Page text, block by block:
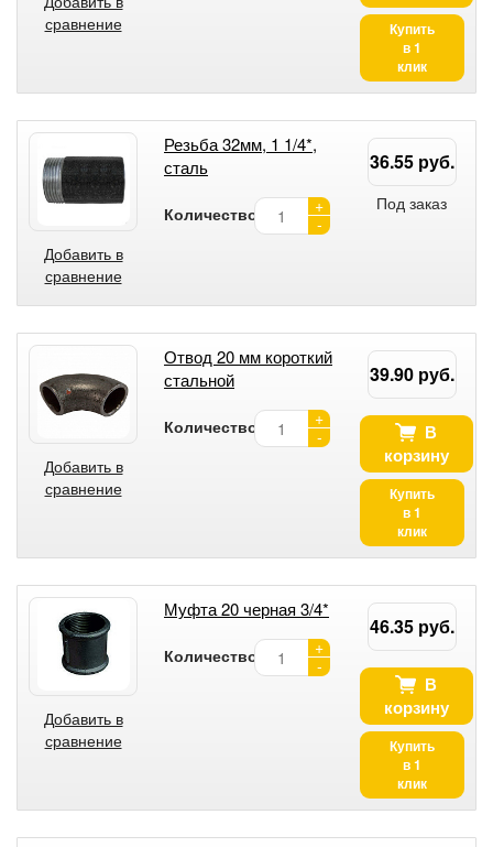
сравнение
Купить
в 1
клик
Добавить в
сравнение
Резьба 32мм, 1 1/4*,
сталь
Количество:
+
-
36.55 руб.
Под заказ
Добавить в
сравнение
Отвод 20 мм короткий
стальной
Количество:
+
-
39.90 руб.
В
корзину
Купить
в 1
клик
Добавить в
сравнение
Муфта 20 черная 3/4*
Количество:
+
-
46.35 руб.
В
корзину
Купить
в 1
клик